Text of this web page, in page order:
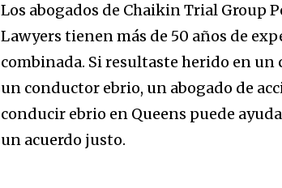
Los abogados de Chaikin Trial Group
Lawyers tienen más de 50 años de
combinada. Si resultaste herido en un
un conductor ebrio, un abogado de
conducir ebrio en Queens puede
un acuerdo justo.